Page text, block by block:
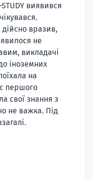
виявився
вразив,
не
викладачі
іноземних
на
першого
свої знання з
не важка. Під